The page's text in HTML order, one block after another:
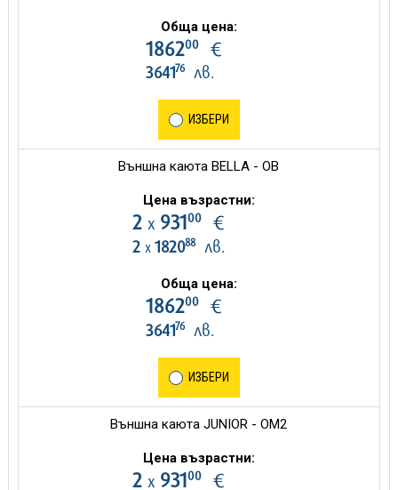
Обща цена:
186200€
364176лв.
ИЗБЕРИ
Външна каюта BELLA - OB
Цена възрастни:
2 х 93100€
2 х 182088лв.
Обща цена:
186200€
364176лв.
ИЗБЕРИ
Външна каюта JUNIOR - OM2
Цена възрастни:
2 х 93100€